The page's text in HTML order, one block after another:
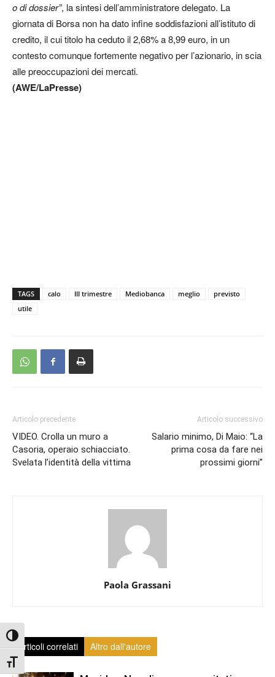
Attiva/disattiva alto contrasto
Attiva/disattiva dimensione testo
o di dossier”, la sintesi dell’amministratore delegato. La
giornata di Borsa non ha dato infine soddisfazioni all’istituto di
credito, il cui titolo ha ceduto il 2,68% a 8,99 euro, in un
contesto comunque fortemente negativo per l’azionario, in scia
alle preoccupazioni dei mercati.
(AWE/LaPresse)
TAGS calo III trimestre Mediobanca meglio
previsto
utile
Articolo precedente
VIDEO. Crolla un muro a
Casoria, operaio schiacciato.
Svelata l’identità della vittima
Articolo successivo
Salario minimo, Di Maio: “La
prima cosa da fare nei
prossimi giorni”
Paola Grassani
Articoli correlati Altro dall'autore